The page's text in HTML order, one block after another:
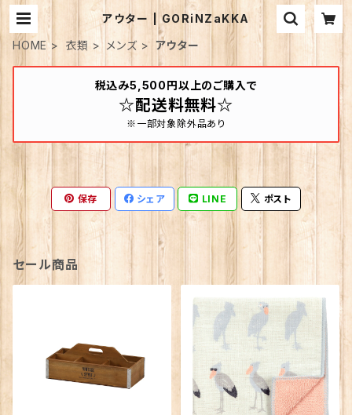
アウター | GORiNZaKKA
HOME
衣類 メンズ アウター
税込み5,500円以上のご購入で
☆配送料無料☆
※一部対象除外品あり
保存 シェア LINE ポスト
セール商品